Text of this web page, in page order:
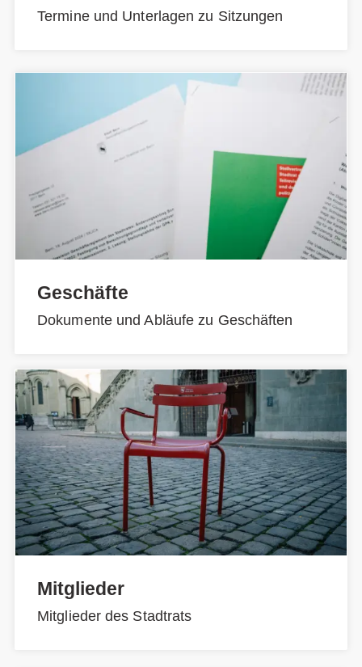
Termine und Unterlagen zu Sitzungen
Geschäfte
Dokumente und Abläufe zu Geschäften
Mitglieder
Mitglieder des Stadtrats